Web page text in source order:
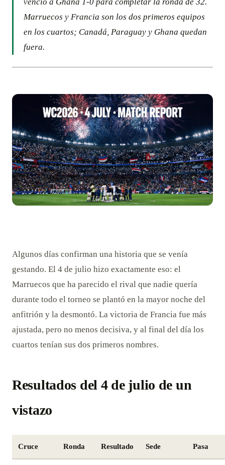
Marruecos y Francia son los dos primeros equipos
en los cuartos; Canadá, Paraguay y Ghana quedan
fuera.
Algunos días confirman una historia que se venía
gestando. El 4 de julio hizo exactamente eso: el
Marruecos que ha parecido el rival que nadie quería
durante todo el torneo se plantó en la mayor noche del
anfitrión y la desmontó. La victoria de Francia fue más
ajustada, pero no menos decisiva, y al final del día los
cuartos tenían sus dos primeros nombres.
Resultados del 4 de julio de un
vistazo
Cruce Ronda Resultado Sede Pasa